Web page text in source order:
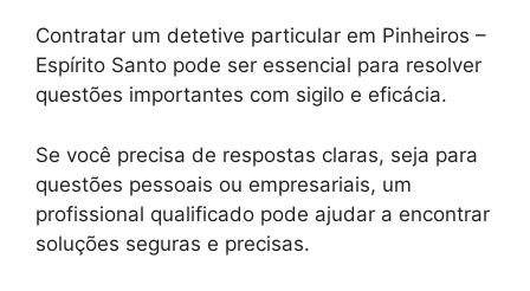
Contratar um detetive particular em Pinheiros –
Espírito Santo pode ser essencial para resolver
questões importantes com sigilo e eficácia.
Se você precisa de respostas claras, seja para
questões pessoais ou empresariais, um
profissional qualificado pode ajudar a encontrar
soluções seguras e precisas.